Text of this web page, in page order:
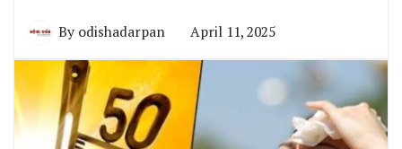
By odishadarpan April 11, 2025